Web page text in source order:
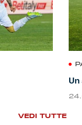
Un
VEDI TUTTE